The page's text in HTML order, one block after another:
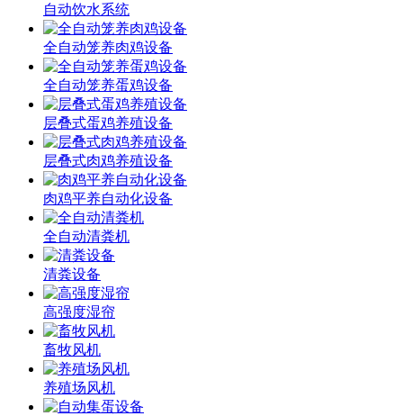
自动饮水系统
全自动笼养肉鸡设备
全自动笼养蛋鸡设备
层叠式蛋鸡养殖设备
层叠式肉鸡养殖设备
肉鸡平养自动化设备
全自动清粪机
清粪设备
高强度湿帘
畜牧风机
养殖场风机